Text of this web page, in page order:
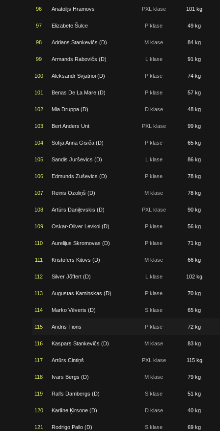
96 Anatolijs Hramovs PXL klase 101 kg
97 Elizabete Šulce P klase 49 kg
98 Adrians Stankevičs (D) M klase 84 kg
99 Armands Rabovičs (D) L klase 91 kg
100 Aleksandr Svjatnoi (D) P klase 74 kg
101 Benas De La Mare (D) P klase 57 kg
102 Mia Druppa (D) D klase 48 kg
103 Bert Anders Unt PXL klase 99 kg
104 Sofija Anna Gisiča (D) P klase 65 kg
105 Sandis Jurševics (D) L klase 86 kg
106 Edmunds Zuševics (D) P klase 78 kg
107 Reinis Ozoliņš (D) M klase 78 kg
108 Artūrs Daniļevskis (D) PXL klase 90 kg
109 Oskar-Oliver Levkoi (D) P klase 56 kg
110 Aurelijus Skromovas (D) P klase 71 kg
111 Kristofers Kitovs (D) M klase 66 kg
112 Silver Jõffert (D) L klase 102 kg
113 Augustas Kaminskas (D) P klase 70 kg
114 Marko Vēveris (D) S klase 65 kg
115 Andris Tions P klase 72 kg
116 Kaspars Stankevičs (D) M klase 83 kg
117 Artūrs Cintiņš PXL klase 115 kg
118 Ivars Bergs (D) M klase 79 kg
119 Ralfs Dambergs (D) S klase 51 kg
120 Karlīne Ķirsone (D) D klase 40 kg
121 Rodrigo Pallo (D) S klase 69 kg